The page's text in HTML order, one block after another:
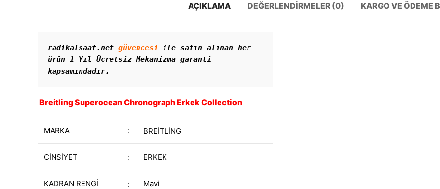
AÇIKLAMA DEĞERLENDIRMELER (0) KARGO VE ÖDEME
radikalsaat.net güvencesi ile satın alınan her
ürün 1 Yıl Ücretsiz Mekanizma garanti
kapsamındadır.
Breitling Superocean Chronograph Erkek Collection
MARKA : BREİTLİNG
CİNSİYET : ERKEK
KADRAN RENGİ : Mavi